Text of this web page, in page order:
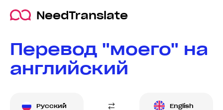
NeedTranslate
Перевод "моего" на
английский
Русский English